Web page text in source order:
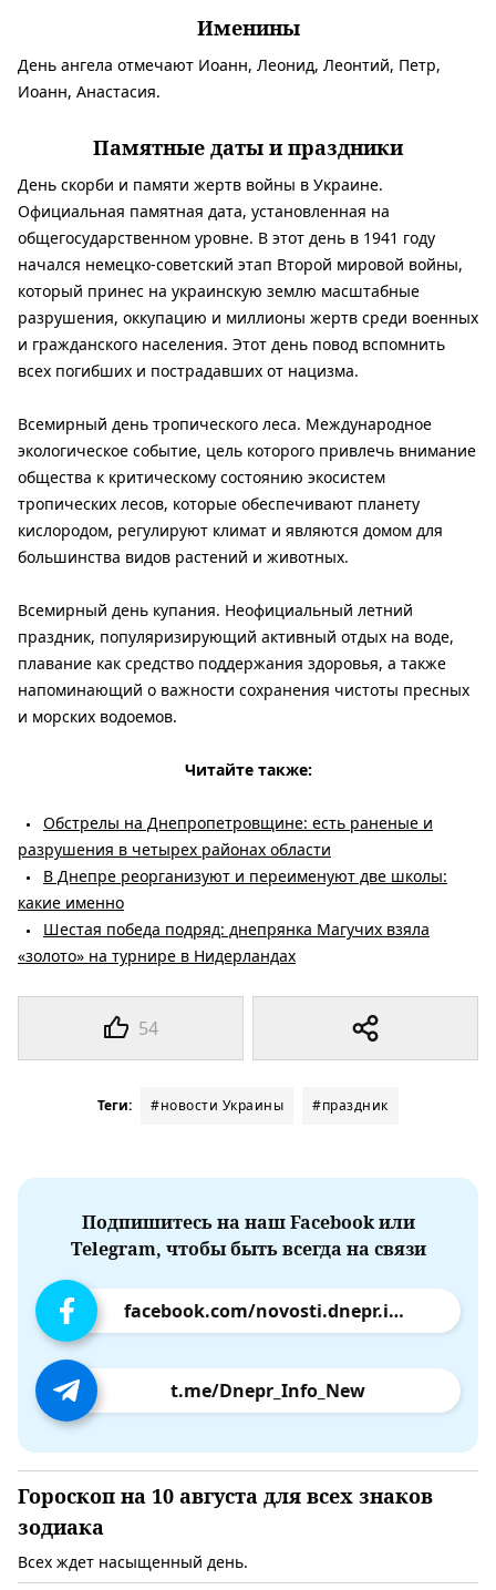
54
Именины
День ангела отмечают Иоанн, Леонид, Леонтий, Петр,
Иоанн, Анастасия.
Памятные даты и праздники
День скорби и памяти жертв войны в Украине.
Официальная памятная дата, установленная на
общегосударственном уровне. В этот день в 1941 году
начался немецко-советский этап Второй мировой войны,
который принес на украинскую землю масштабные
разрушения, оккупацию и миллионы жертв среди военных
и гражданского населения. Этот день повод вспомнить
всех погибших и пострадавших от нацизма.
Всемирный день тропического леса. Международное
экологическое событие, цель которого привлечь внимание
общества к критическому состоянию экосистем
тропических лесов, которые обеспечивают планету
кислородом, регулируют климат и являются домом для
большинства видов растений и животных.
Всемирный день купания. Неофициальный летний
праздник, популяризирующий активный отдых на воде,
плавание как средство поддержания здоровья, а также
напоминающий о важности сохранения чистоты пресных
и морских водоемов.
Читайте также:
Обстрелы на Днепропетровщине: есть раненые и
разрушения в четырех районах области
В Днепре реорганизуют и переименуют две школы:
какие именно
Шестая победа подряд: днепрянка Магучих взяла
«золото» на турнире в Нидерландах
Теги: #новости Украины #праздник
Подпишитесь на наш Facebook или
Telegram, чтобы быть всегда на связи
facebook.com/novosti.dnepr.info
t.me/Dnepr_Info_New
Гороскоп на 10 августа для всех знаков
зодиака
Всех ждет насыщенный день.